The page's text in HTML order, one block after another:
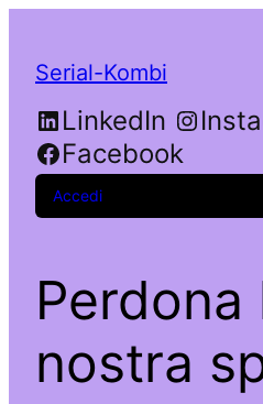
Serial-Kombi
LinkedIn
Facebook
Accedi
Perdona
nostra